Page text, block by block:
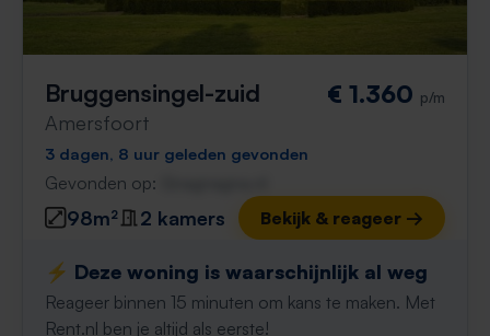
Bruggensingel-zuid
Amersfoort
€ 1.360 p/m
3 dagen, 8 uur geleden gevonden
Gevonden op:
98m² 2 kamers Bekijk & reageer →
⚡️ Deze woning is waarschijnlijk al weg
Reageer binnen 15 minuten om kans te maken. Met
Rent.nl ben je altijd als eerste!